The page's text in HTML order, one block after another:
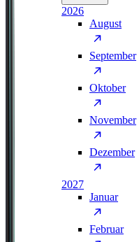
2026
August
September
Oktober
November
Dezember
2027
Januar
Februar